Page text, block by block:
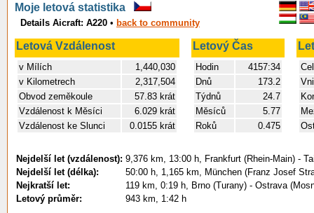
Where in the world have you flown?
How long have you been in the air?
Create your own FlightMemory and see!
Moje letová statistika
Details Aicraft: A220 • back to community
Letová Vzdálenost Letový Čas
v Mílích
1,440,030
v Kilometrech
2,317,504
Obvod zeměkoule
57.83 krát
Vzdálenost k Měsíci
6.029 krát
Vzdálenost ke Slunci
0.0155 krát
Hodin
4157:34
Dnů
173.2
Týdnů
24.7
Měsíců
5.77
Roků
0.475
Nejdelší let (vzdálenost): 9,376 km, 13:00 h, Frankfurt (Rhein-Main) -
Nejdelší let (délka):
50:00 h, 1,165 km, München (Franz Josef
Nejkratší let:
119 km, 0:19 h, Brno (Turany) - Ostrava
Letový průměr:
943 km, 1:42 h